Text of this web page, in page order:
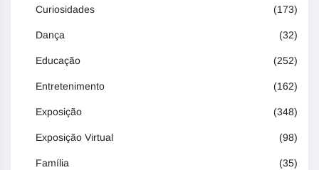
Curiosidades (173)
Dança (32)
Educação (252)
Entretenimento (162)
Exposição (348)
Exposição Virtual (98)
Família (35)